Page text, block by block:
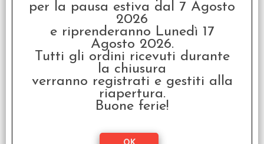
€31,99
Il Richiamo di Cthulhu -
per la pausa estiva dal 7 Agosto
2026
e riprenderanno Lunedì 17
Agosto 2026.
Tutti gli ordini ricevuti durante
la chiusura
verranno registrati e gestiti alla
riapertura.
Buone ferie!